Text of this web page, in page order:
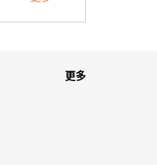
更多